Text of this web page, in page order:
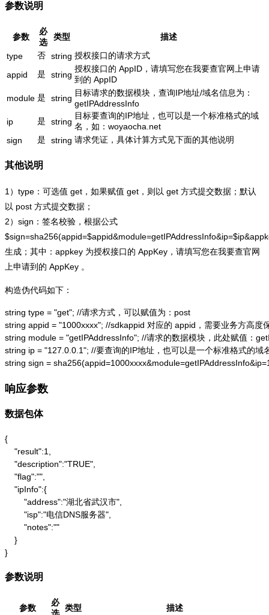
参数说明
参数
必
选
类型
描述
type
否 string 授权接口的请求方式
appid
是 string
授权接口的 AppID，请填写您在我要查官网上申请
到的 AppID
module 是 string
目标请求的数据模块，查询IP地址/域名信息为：
getIPAddressInfo
ip
是 string
目标要查询的IP地址，也可以是一个标准格式的域
名，如：woyaocha.net
sign
是 string 请求凭证，具体计算方式见下面的其他说明
其他说明
1）type：可选值 get，如果赋值 get，则以 get 方式提交数据；默认
以 post 方式提交数据；
2）sign：签名校验，根据公式
生成；其中：appkey 为授权接口的 AppKey，请填写您在我要查官网
上申请到的 AppKey 。
构造伪代码如下：
string type = "get"; //请求方式，可以赋值为：post
string appid = "1000xxxx"; //sdkappid 对应的 appid，需要业务方高度
string module = "getIPAddressInfo"; //请求的数据模块，此处赋值：
string ip = "127.0.0.1"; //要查询的IP地址，也可以是一个标准格式的域
string sign =
响应参数
数据包体
{
    "result":1,
    "description":"TRUE",
    "flag":"",
    "ipInfo":{
        "address":"湖北省武汉市",
        "isp":"电信DNS服务器",
        "notes":""
    }
}
参数说明
参数
必
类型 描述